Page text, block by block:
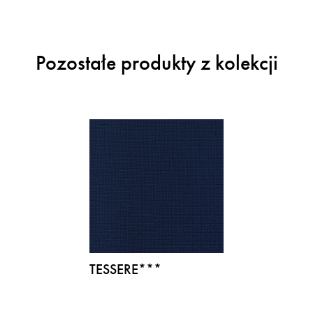
Pozostałe produkty z kolekcji
TESSERE***